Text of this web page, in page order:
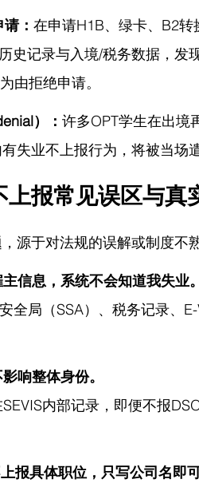
： 在申请H1B、绿卡、B2转
史记录与入境/税务数据，发
由拒绝申请。
）： 许多OPT学生在出境
失业不上报行为，将被当场
报常见误区与真
源于对法规的误解或制度不
信息，系统不会知道我失业。
全局（SSA）、税务记录、
响整体身份。
内部记录，即便不报
报具体职位，只写公司名即可